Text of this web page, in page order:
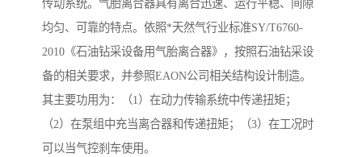
传动系统。气胎离合器具有离合迅速、运行平稳、间隙
均匀、可靠的特点。依照*天然气行业标准SY/T6760-
2010《石油钻采设备用气胎离合器》，按照石油钻采设
备的相关要求，并参照EAON公司相关结构设计制造。
其主要功用为：（1）在动力传输系统中传递扭矩；
（2）在泵组中充当离合器和传递扭矩；（3）在工况时
可以当气控刹车使用。